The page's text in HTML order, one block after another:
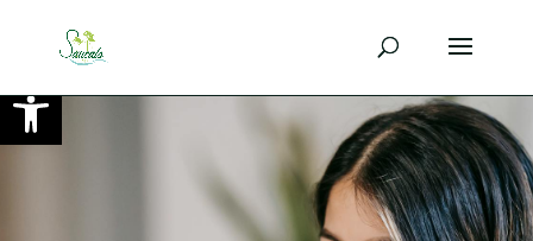
Ouvrir la barre d’outils